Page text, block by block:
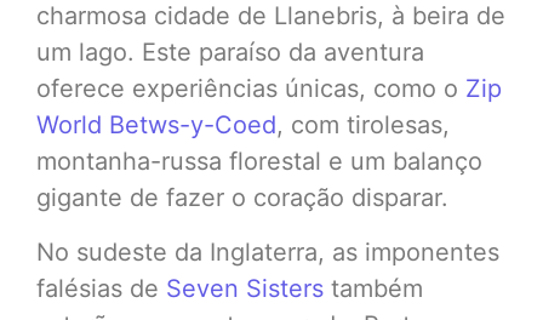
charmosa cidade de Llanebris, à beira de
um lago. Este paraíso da aventura
oferece experiências únicas, como o Zip
World Betws-y-Coed, com tirolesas,
montanha-russa florestal e um balanço
gigante de fazer o coração disparar.
No sudeste da Inglaterra, as imponentes
falésias de Seven Sisters também